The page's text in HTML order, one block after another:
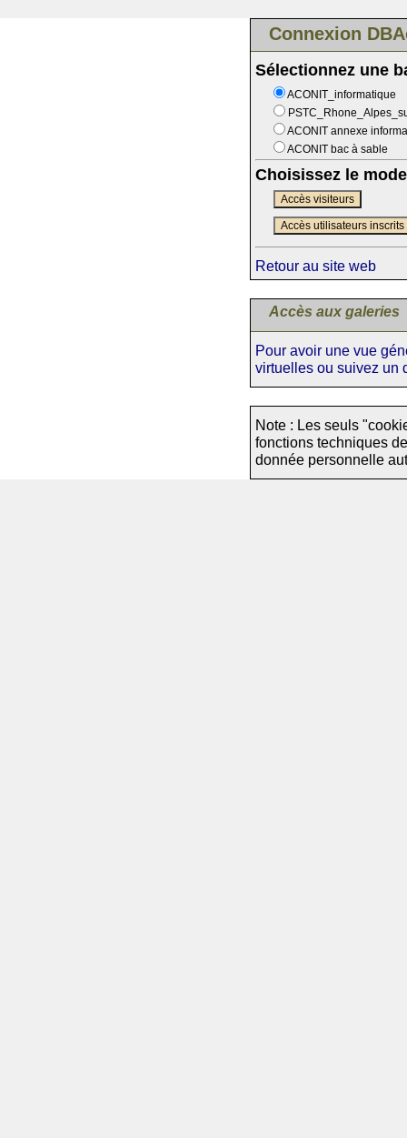
Connexion
Sélectionnez une
ACONIT_informatique
ACONIT annexe
ACONIT bac à sable
Choisissez le
Accès visiteurs
Accès utilisateurs inscrits
Retour au site web
Accès aux galeries
Pour avoir une vue
virtuelles ou suivez un
Note : Les seuls
fonctions techniques
donnée personnelle